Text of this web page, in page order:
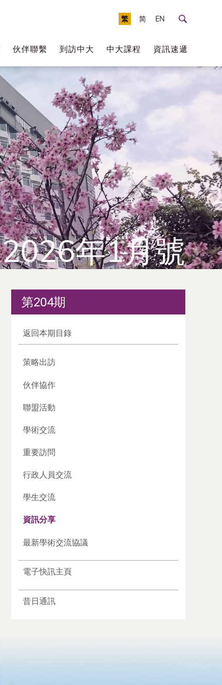
EN
繁 简
伙伴聯繫 到訪中大 中大課程 資訊速遞
2026年1月號
第204期
返回本期目錄
策略出訪
伙伴協作
聯盟活動
學術交流
重要訪問
行政人員交流
學生交流
資訊分享
最新學術交流協議
電子快訊主頁
昔日通訊